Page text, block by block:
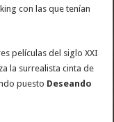
con las que tenían
películas del siglo XXI
la surrealista cinta de
puesto Deseando